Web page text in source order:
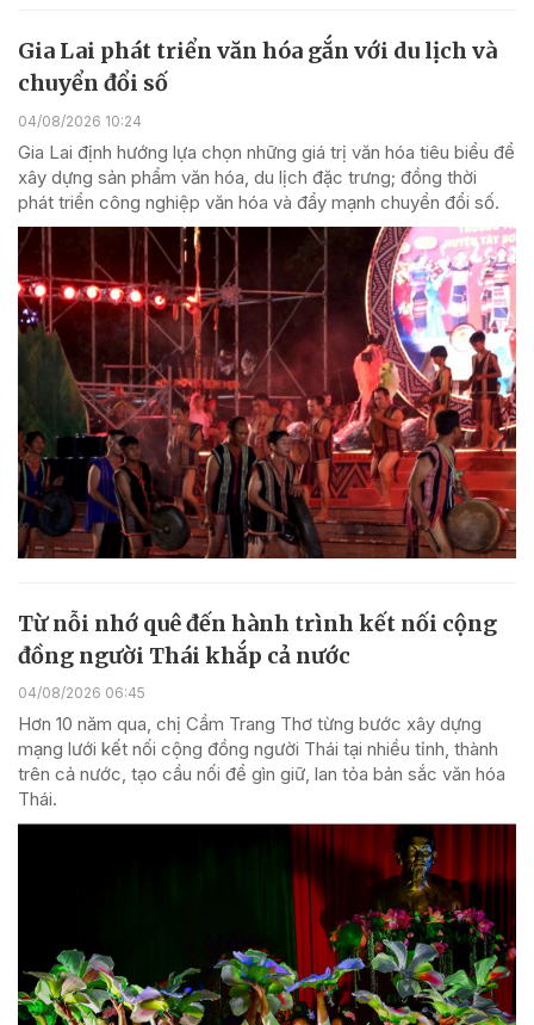
Gia Lai phát triển văn hóa gắn với du lịch và
chuyển đổi số
04/08/2026 10:24
Gia Lai định hướng lựa chọn những giá trị văn hóa tiêu biểu để
xây dựng sản phẩm văn hóa, du lịch đặc trưng; đồng thời
phát triển công nghiệp văn hóa và đẩy mạnh chuyển đổi số.
Từ nỗi nhớ quê đến hành trình kết nối cộng
đồng người Thái khắp cả nước
04/08/2026 06:45
Hơn 10 năm qua, chị Cầm Trang Thơ từng bước xây dựng
mạng lưới kết nối cộng đồng người Thái tại nhiều tỉnh, thành
trên cả nước, tạo cầu nối để gìn giữ, lan tỏa bản sắc văn hóa
Thái.